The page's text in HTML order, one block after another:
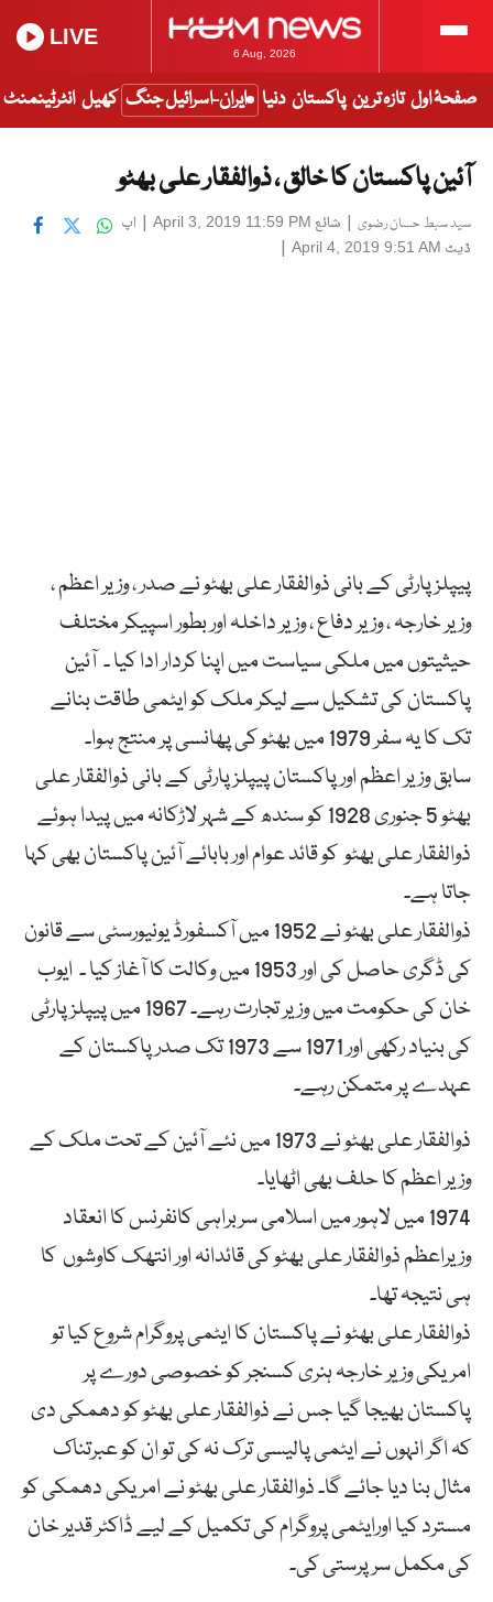
6 Aug, 2026
LIVE
صفحۂ اول تازہ ترین پاکستان دنیا ایران-اسرائیل جنگ کھیل انٹرٹینمنٹ
آئین پاکستان کا خالق ، ذوالفقار علی بھٹو
سید سبط حسان رضوی | شائع April 3, 2019 11:59 PM
| اپ
ڈیٹ April 4, 2019 9:51 AM
|
پیپلزپارٹی کے بانی ذوالفقار علی بھٹو نے صدر ، وزیر اعظم ،
وزیر خارجہ ، وزیر دفاع ، وزیر داخلہ اور بطور اسپیکر مختلف
حیثیتوں میں ملکی سیاست میں اپنا کردار ادا کیا ۔ آئین
پاکستان کی تشکیل سے لیکر ملک کو ایٹمی طاقت بنانے
تک کا یہ سفر 1979 میں بھٹو کی پھانسی پر منتج ہوا۔
سابق وزیر اعظم اور پاکستان پیپلزپارٹی کے بانی ذوالفقار علی
بھٹو 5 جنوری 1928 کو سندھ کے شہر لاڑکانہ میں پیدا ہوئے
ذوالفقار علی بھٹو کو قائد عوام اور بابائے آئین پاکستان بھی کہا
جاتا ہے۔
ذوالفقار علی بھٹو نے 1952 میں آکسفورڈ یونیورسٹی سے قانون
کی ڈگری حاصل کی اور 1953 میں وکالت کا آغاز کیا ۔ ایوب
خان کی حکومت میں وزیر تجارت رہے۔ 1967 میں پیپلزپارٹی
کی بنیاد رکھی اور 1971 سے 1973 تک صدر پاکستان کے
عہدے پر متمکن رہے۔
ذوالفقار علی بھٹو نے 1973 میں نئے آئین کے تحت ملک کے
وزیر اعظم کا حلف بھی اٹھایا۔
1974 میں لاہور میں اسلامی سربراہی کانفرنس کا انعقاد
وزیراعظم ذوالفقار علی بھٹو کی قائدانہ اور انتھک کاوشوں کا
ہی نتیجہ تھا۔
ذوالفقار علی بھٹو نے پاکستان کا ایٹمی پروگرام شروع کیا تو
امریکی وزیر خارجہ ہنری کسنجر کو خصوصی دورے پر
پاکستان بھیجا گیا جس نے ذوالفقار علی بھٹو کو دھمکی دی
کہ اگر انہوں نے ایٹمی پالیسی ترک نہ کی تو ان کو عبرتناک
مثال بنا دیا جائے گا۔ ذوالفقار علی بھٹو نے امریکی دھمکی کو
مسترد کیا اورایٹمی پروگرام کی تکمیل کے لیے ڈاکٹر قدیر خان
کی مکمل سرپرستی کی۔